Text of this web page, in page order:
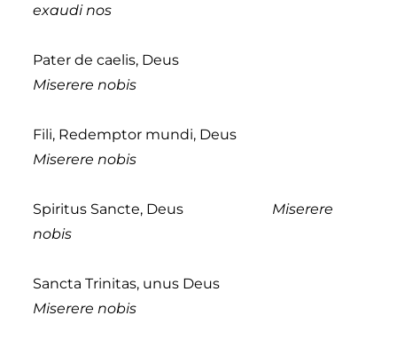
exaudi nos
Pater de caelis, Deus
Miserere nobis
Fili, Redemptor mundi, Deus
Miserere nobis
Spiritus Sancte, Deus Miserere
nobis
Sancta Trinitas, unus Deus
Miserere nobis